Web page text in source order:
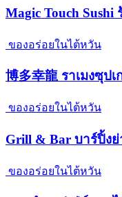
Magic Touch
ของอร่อยในไต้หวัน
博多幸龍 ราเมงซุป
ของอร่อยในไต้หวัน
Grill & Bar บาร์ปิ้ง
ของอร่อยในไต้หวัน